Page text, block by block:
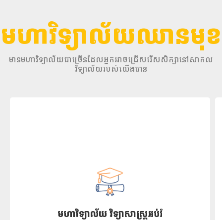
មហាវិទ្យាល័យឈានមុខ
មានមហាវិទ្យាល័យជាច្រើនដែលអ្នកអាចជ្រើសរើសសិក្សានៅសាកល
វិទ្យាល័យរបស់យើងបាន
មហាវិទ្យាល័យ វិទ្យាសាស្រ្តអប់រំ